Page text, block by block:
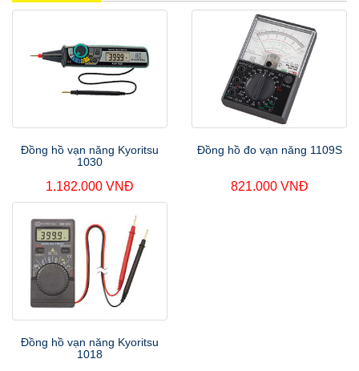
Đồng hồ vạn năng Kyoritsu
1030
1.182.000 VNĐ
Đồng hồ đo vạn năng 1109S
821.000 VNĐ
Đồng hồ vạn năng Kyoritsu
1018